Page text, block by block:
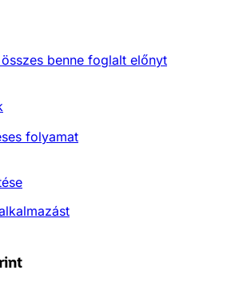
benne foglalt előnyt
folyamat